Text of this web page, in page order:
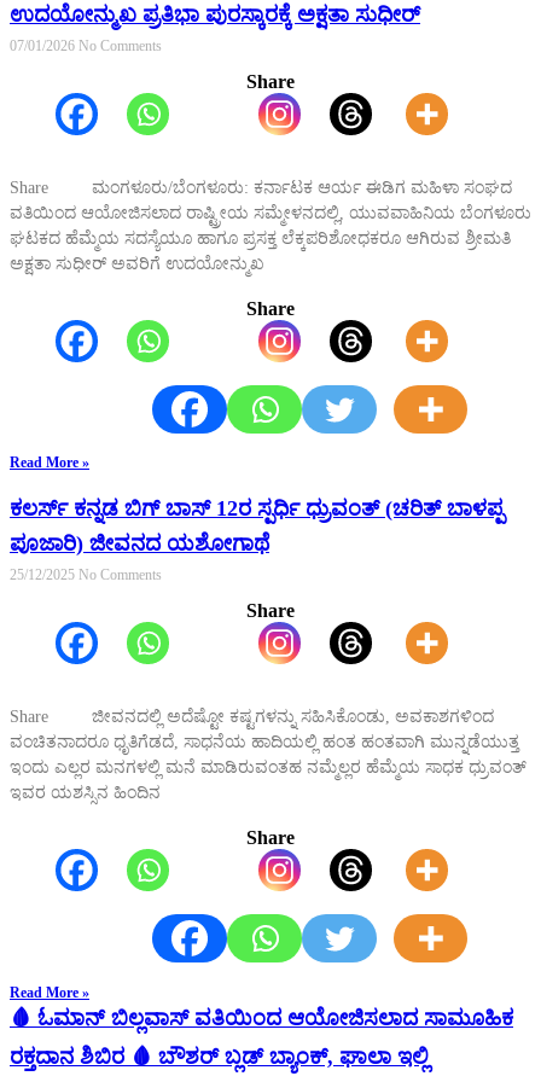
ಉದಯೋನ್ಮುಖ ಪ್ರತಿಭಾ ಪುರಸ್ಕಾರಕ್ಕೆ ಅಕ್ಷತಾ ಸುಧೀರ್
07/01/2026 No Comments
Share
Share ಮಂಗಳೂರು/ಬೆಂಗಳೂರು: ಕರ್ನಾಟಕ ಆರ್ಯ ಈಡಿಗ ಮಹಿಳಾ ಸಂಘದ
ವತಿಯಿಂದ ಆಯೋಜಿಸಲಾದ ರಾಷ್ಟ್ರೀಯ ಸಮ್ಮೇಳನದಲ್ಲಿ, ಯುವವಾಹಿನಿಯ ಬೆಂಗಳೂರು
ಘಟಕದ ಹೆಮ್ಮೆಯ ಸದಸ್ಯೆಯೂ ಹಾಗೂ ಪ್ರಸಕ್ತ ಲೆಕ್ಕಪರಿಶೋಧಕರೂ ಆಗಿರುವ ಶ್ರೀಮತಿ
ಅಕ್ಷತಾ ಸುಧೀರ್ ಅವರಿಗೆ ಉದಯೋನ್ಮುಖ
Share
Read More »
ಕಲರ್ಸ್ ಕನ್ನಡ ಬಿಗ್ ಬಾಸ್ 12ರ ಸ್ಪರ್ಧಿ ಧ್ರುವಂತ್ (ಚರಿತ್ ಬಾಳಪ್ಪ
ಪೂಜಾರಿ) ಜೀವನದ ಯಶೋಗಾಥೆ
25/12/2025 No Comments
Share
Share ಜೀವನದಲ್ಲಿ ಅದೆಷ್ಟೋ ಕಷ್ಟಗಳನ್ನು ಸಹಿಸಿಕೊಂಡು, ಅವಕಾಶಗಳಿಂದ
ವಂಚಿತನಾದರೂ ಧೃತಿಗೆಡದೆ, ಸಾಧನೆಯ ಹಾದಿಯಲ್ಲಿ ಹಂತ ಹಂತವಾಗಿ ಮುನ್ನಡೆಯುತ್ತ
ಇಂದು ಎಲ್ಲರ ಮನಗಳಲ್ಲಿ ಮನೆ ಮಾಡಿರುವಂತಹ ನಮ್ಮೆಲ್ಲರ ಹೆಮ್ಮೆಯ ಸಾಧಕ ಧ್ರುವಂತ್
ಇವರ ಯಶಸ್ಸಿನ ಹಿಂದಿನ
Share
Read More »
🩸 ಓಮಾನ್ ಬಿಲ್ಲವಾಸ್ ವತಿಯಿಂದ ಆಯೋಜಿಸಲಾದ ಸಾಮೂಹಿಕ
ರಕ್ತದಾನ ಶಿಬಿರ 🩸 ಬೌಶರ್ ಬ್ಲಡ್ ಬ್ಯಾಂಕ್, ಘಾಲಾ ಇಲ್ಲಿ